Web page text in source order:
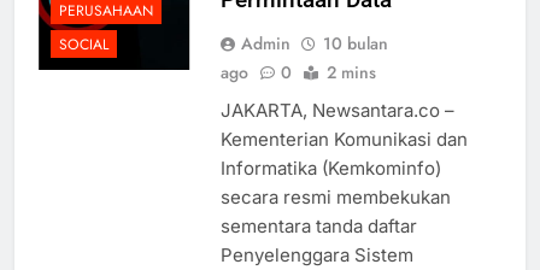
PERUSAHAAN
SOCIAL
Admin
10 bulan
ago
0 2 mins
JAKARTA, Newsantara.co –
Kementerian Komunikasi dan
Informatika (Kemkominfo)
secara resmi membekukan
sementara tanda daftar
Penyelenggara Sistem